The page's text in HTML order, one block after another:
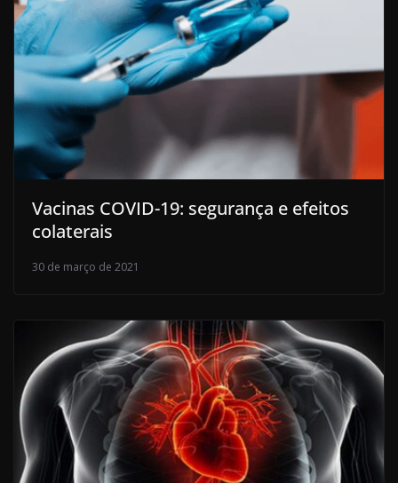
Vacinas COVID-19: segurança e efeitos
colaterais
30 de março de 2021